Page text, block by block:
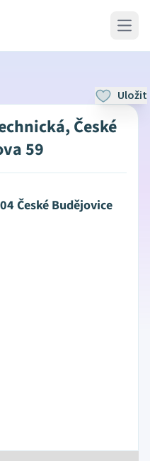
Open
Uložit
České
59
České Budějovice